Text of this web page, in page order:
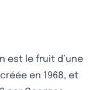
est le fruit d’une
en 1968, et